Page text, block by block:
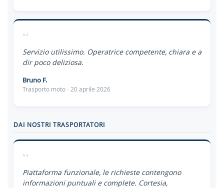
“
Servizio utilissimo. Operatrice competente, chiara e a
dir poco deliziosa.
Bruno F.
Trasporto moto · 20 aprile 2026
DAI NOSTRI TRASPORTATORI
“
Piattaforma funzionale, le richieste contengono
informazioni puntuali e complete. Cortesia,